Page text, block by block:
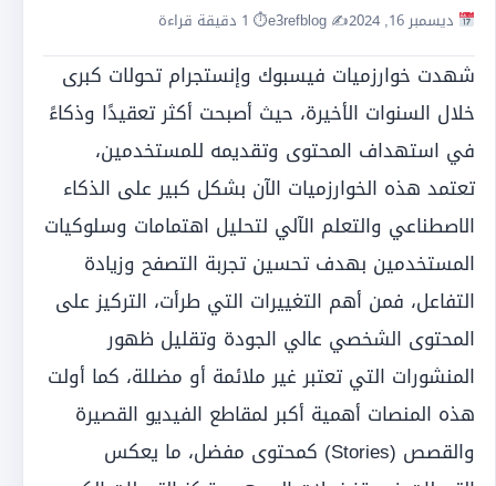
ديسمبر 16, 2024 ✍️ e3refblog ⏱ 1 دقيقة قراءة
شهدت خوارزميات فيسبوك وإنستجرام تحولات كبرى
خلال السنوات الأخيرة، حيث أصبحت أكثر تعقيدًا وذكاءً
في استهداف المحتوى وتقديمه للمستخدمين،
تعتمد هذه الخوارزميات الآن بشكل كبير على الذكاء
الاصطناعي والتعلم الآلي لتحليل اهتمامات وسلوكيات
المستخدمين بهدف تحسين تجربة التصفح وزيادة
التفاعل، فمن أهم التغييرات التي طرأت، التركيز على
المحتوى الشخصي عالي الجودة وتقليل ظهور
المنشورات التي تعتبر غير ملائمة أو مضللة، كما أولت
هذه المنصات أهمية أكبر لمقاطع الفيديو القصيرة
والقصص (Stories) كمحتوى مفضل، ما يعكس